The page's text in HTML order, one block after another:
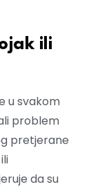
ili
u svakom
problem
pretjerane
da su